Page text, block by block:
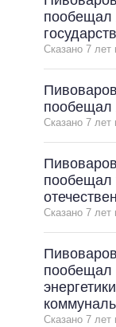
пообещал
Сказано 7 лет
пообещал
Сказано 7 лет
пообещал
Сказано 7 лет
пообещал
Сказано 7 лет